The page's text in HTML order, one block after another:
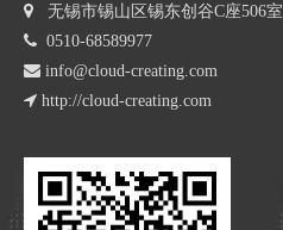
 无锡市锡山区锡东创谷C座506室
 0510-68589977
 info@cloud-creating.com
 http://cloud-creating.com